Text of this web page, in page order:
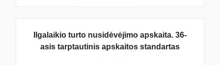
Ilgalaikio turto nusidėvėjimo apskaita. 36-
asis tarptautinis apskaitos standartas